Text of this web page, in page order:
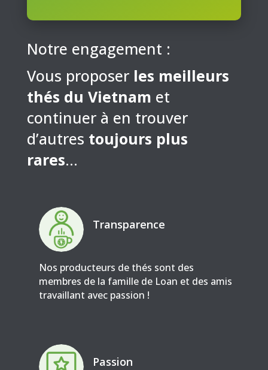
Notre engagement :
Vous proposer les meilleurs
thés du Vietnam et
continuer à en trouver
d’autres toujours plus
rares…
Transparence
Nos producteurs de thés sont des
membres de la famille de Loan et des amis
travaillant avec passion !
Passion